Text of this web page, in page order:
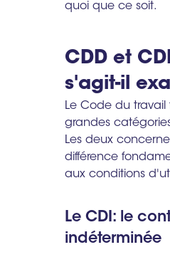
quoi que ce soit.
CDD et
s'agit-il
Le Code du
grandes
Les deux
différence
aux conditions
Le CDI: le
indéterminée